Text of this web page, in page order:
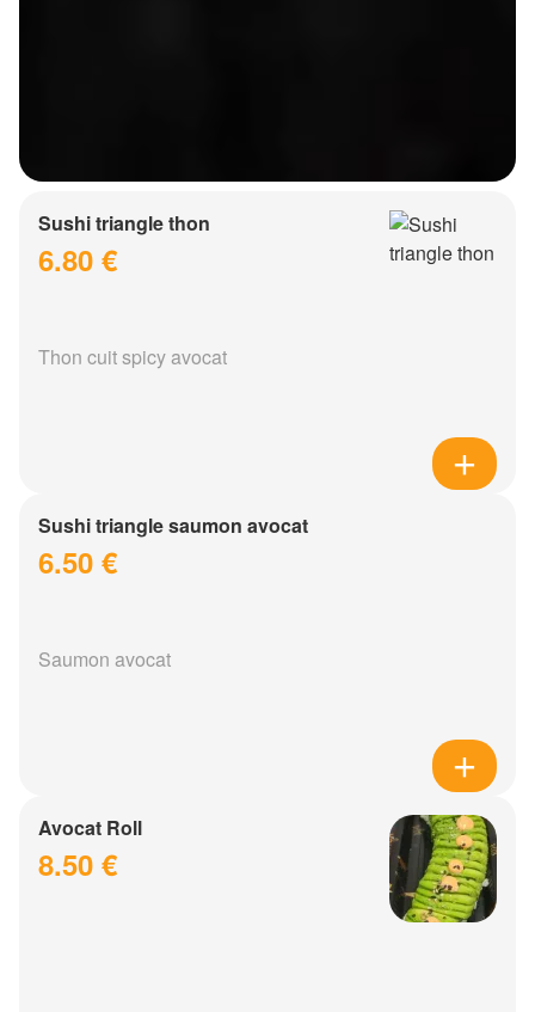
Sushi triangle thon
6.80 €
Thon cuit spicy avocat
Sushi triangle saumon avocat
6.50 €
Saumon avocat
Avocat Roll
8.50 €